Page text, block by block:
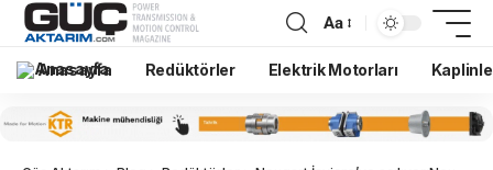
Aa
Anasayfa Redüktörler Elektrik Motorları